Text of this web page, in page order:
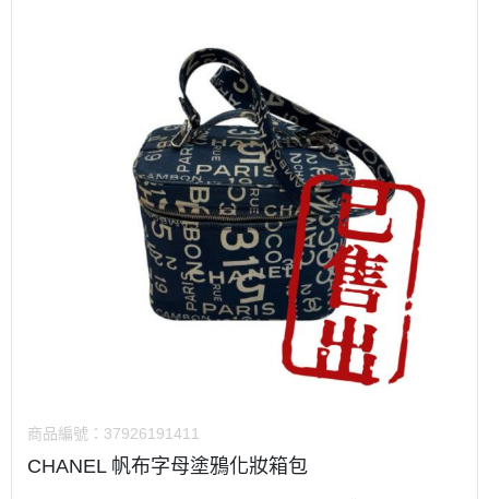
商品編號： 37926191411
CHANEL 帆布字母塗鴉化妝箱包